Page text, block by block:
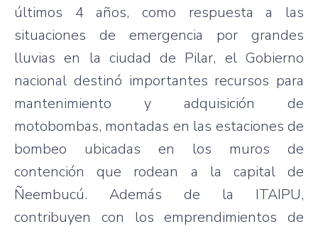
últimos 4 años, como respuesta a las
situaciones de emergencia por grandes
lluvias en la ciudad de Pilar, el Gobierno
nacional destinó importantes recursos para
mantenimiento y adquisición de
motobombas, montadas en las estaciones de
bombeo ubicadas en los muros de
contención que rodean a la capital de
Ñeembucú. Además de la ITAIPU,
contribuyen con los emprendimientos de